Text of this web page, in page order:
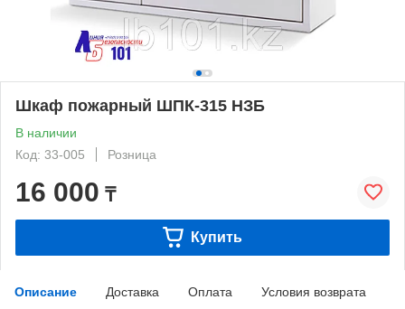
Шкаф пожарный ШПК-315 НЗБ
В наличии
Код: 33-005
Розница
16 000 ₸
Купить
Описание Доставка Оплата Условия возврата